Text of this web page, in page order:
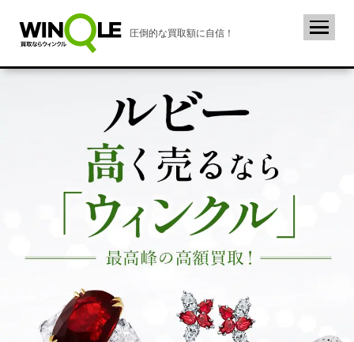
圧倒的な買取額に自信！